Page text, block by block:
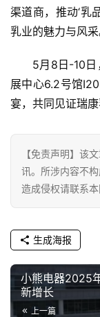
渠道商，推动‘乳
乳业的魅力与风采
5月8日-10日
展中心6.2号馆
宴，共同见证瑞康
【免责声明】该
讯。所涉内容不
造成侵权请联系本
生成海报
小熊电器2025
新增长
上一篇